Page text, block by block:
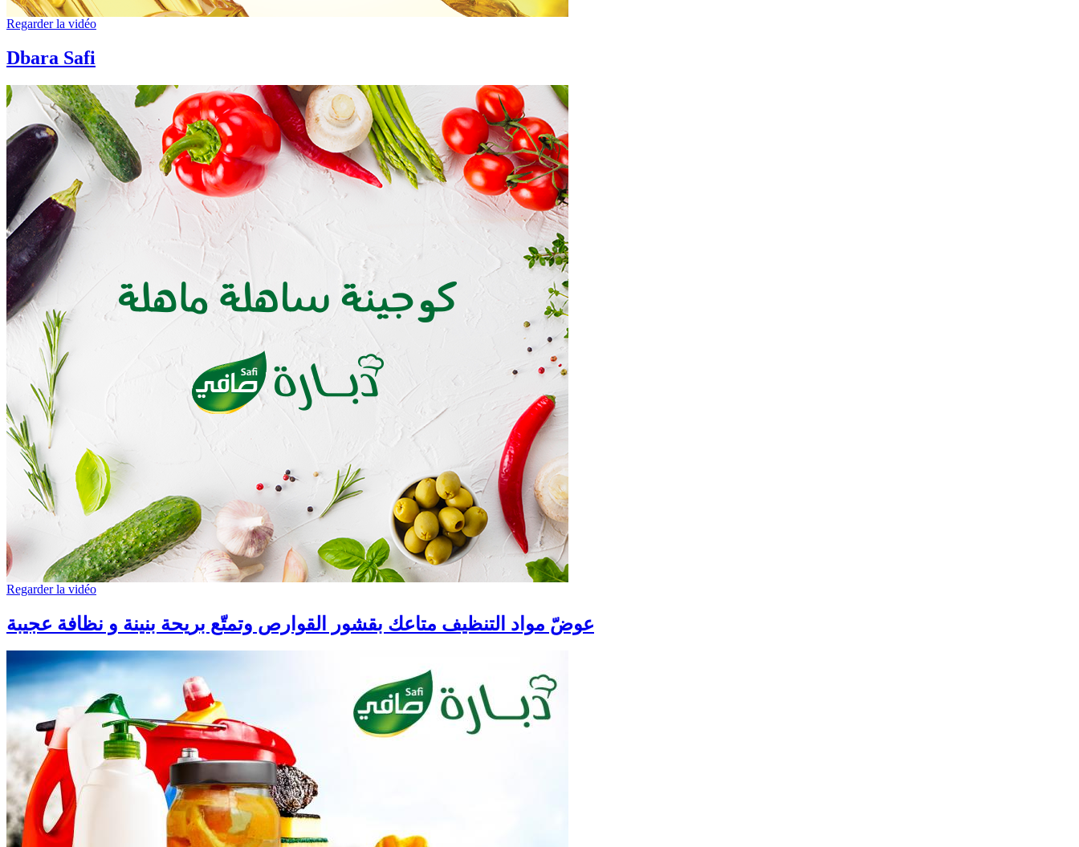
Regarder la vidéo
Dbara Safi
Regarder la vidéo
عوضّ مواد التنظيف متاعك بقشور القوارص وتمتّع بريحة بنينة و نظافة عجيبة